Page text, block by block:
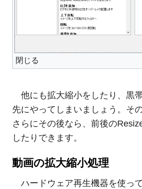
閉じる
他にも拡大縮小をしたり、黒
先にやってしまいましょう。そ
さらにその後なら、前後の
したりできます。
動画の拡大縮小処理
ハードウェア再生機器を使っ